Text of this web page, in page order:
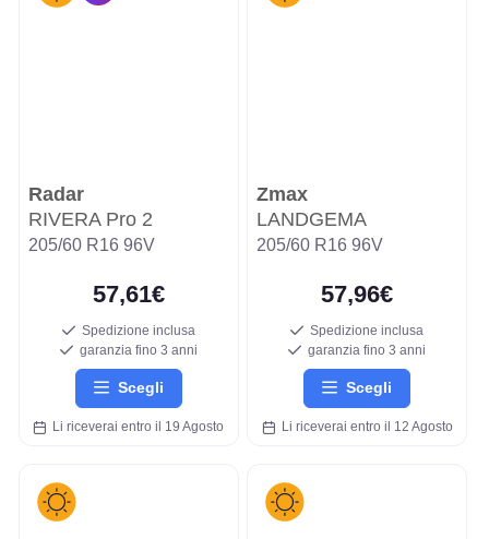
Radar
RIVERA Pro 2
205/60 R16 96V
57,61€
Spedizione inclusa
garanzia fino 3 anni
Scegli
Li riceverai entro il 19 Agosto
Zmax
LANDGEMA
205/60 R16 96V
57,96€
Spedizione inclusa
garanzia fino 3 anni
Scegli
Li riceverai entro il 12 Agosto